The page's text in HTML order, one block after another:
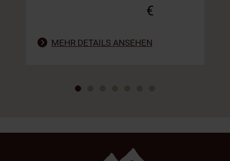
€
MEHR DETAILS ANSEHEN